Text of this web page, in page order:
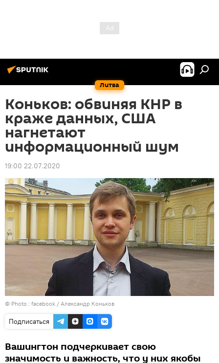
Литва
Коньков: обвиняя КНР в
краже данных, США
нагнетают
информационный шум
19:00 22.07.2020
© Photo : facebook / Александр Коньков
Подписаться
Вашингтон подчеркивает свою
значимость и важность, что у них якобы